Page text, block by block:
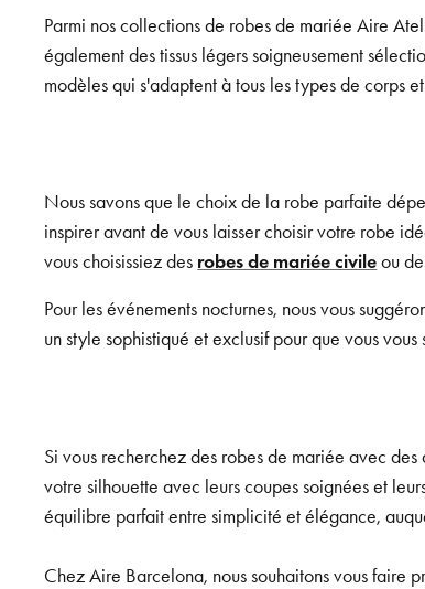
Parmi nos collections de robes de mariée Aire
également des tissus légers soigneusement
modèles qui s'adaptent à tous les types de corps
Nous savons que le choix de la robe parfaite
inspirer avant de vous laisser choisir votre robe
vous choisissiez des robes de mariée civileou
Pour les événements nocturnes, nous vous
un style sophistiqué et exclusif pour que vous
Si vous recherchez des robes de mariée avec
votre silhouette avec leurs coupes soignées et
équilibre parfait entre simplicité et élégance,
Chez Aire Barcelona, nous souhaitons vous faire